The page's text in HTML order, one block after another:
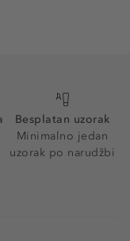
Besplatan uzorak
Minimalno jedan
uzorak po narudžbi